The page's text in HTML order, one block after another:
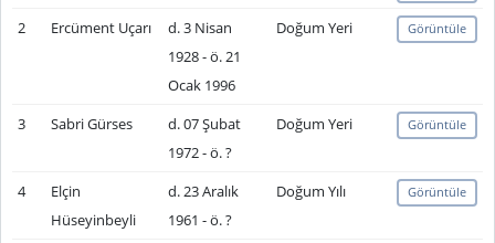
2 Ercüment Uçarı
d. 3 Nisan
1928 - ö. 21
Ocak 1996
Doğum Yeri Görüntüle
3 Sabri Gürses
d. 07 Şubat
1972 - ö. ?
Doğum Yeri Görüntüle
4
Elçin
Hüseyinbeyli
d. 23 Aralık
1961 - ö. ?
Doğum Yılı Görüntüle